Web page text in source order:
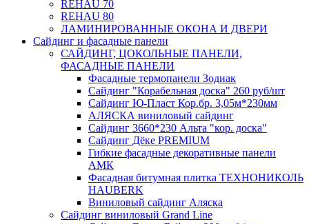
REHAU 70
REHAU 80
ЛАМИНИРОВАННЫЕ ОКОНА И ДВЕРИ
Сайдинг и фасадные панели
САЙДИНГ, ЦОКОЛЬНЫЕ ПАНЕЛИ,
ФАСАДНЫЕ ПАНЕЛИ
Фасадные термопанели Зодиак
Сайдинг "Корабельная доска" 260 руб/шт
Сайдинг Ю-Пласт Кор.бр. 3,05м*230мм
АЛЯСКА виниловый сайдинг
Сайдинг 3660*230 Альта "кор. доска"
Сайдинг Дёке PREMIUM
Гибкие фасадные декоративные панели
АМК
Фасадная битумная плитка ТЕХНОНИКОЛЬ
HAUBERK
Виниловый сайдинг Аляска
Сайдинг виниловый Grand Line